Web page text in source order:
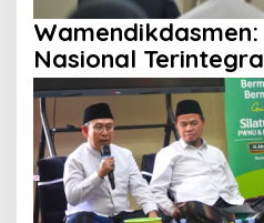
Nasional
Mutu Pendidikan